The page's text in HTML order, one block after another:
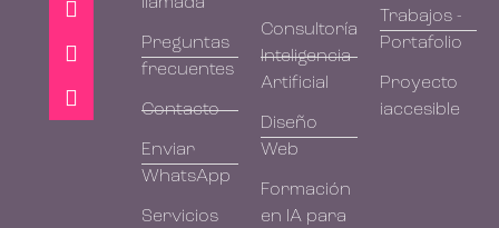
llamada
Preguntas
frecuentes
Contacto
Enviar
WhatsApp
Servicios
Consultoría
Inteligencia
Artificial
Diseño
Web
Formación
en IA para
Trabajos -
Portafolio
Proyecto
iaccesible